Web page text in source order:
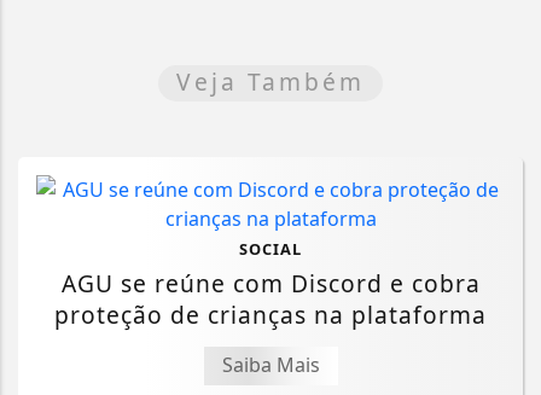
Veja Também
SOCIAL
AGU se reúne com Discord e cobra
proteção de crianças na plataforma
Saiba Mais